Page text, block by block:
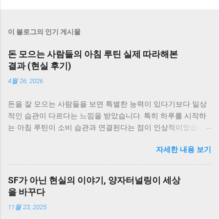
이 블로그의 인기 게시물
돈 모으는 사람들의 아침 루틴 실제 따라해본
결과 (현실 후기)
4월 26, 2026
돈을 잘 모으는 사람들을 보면 특별한 능력이 있다기보다 일상
적인 습관이 다르다는 느낌을 받았습니다. 특히 하루를 시작하
는 아침 루틴이 소비 습관과 연결된다는 점이 인상적이었습니
생활에 적용해봤고, 그 결과 어떤 변화가 있었는지 정리해보려
고 합니다. 아침 루틴을 바꾸게 된 이유 이전에는 아침에 급하게
준비하고 바로 하루를 시작하는 패턴이었습니다. 여유가 없다
보니 계획 없이 하루를 보내는 경우가 많았고, 그만큼 소비도 즉
흥적으로 이루어졌습니다. 이런 흐름을 바꾸기 위해 아침 시간
을 활용하기 시작했습니다. 1. 하루 지출 계획 세우기 아침에 간
자세한 내용 보기
SF가 아닌 현실의 이야기, 양자터널링이 세상
을 바꾸다
11월 23, 2025